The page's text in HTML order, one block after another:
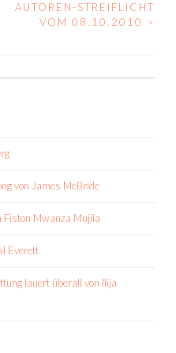
AUTOREN-STREIFLICHT
VOM 08.10.2010
>
von James McBride
Fiston Mwanza Mujila
Everett
lauert überall von Ilija